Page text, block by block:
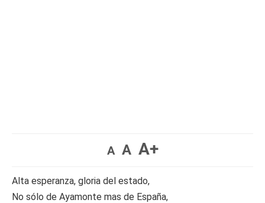
A A A+
Alta esperanza, gloria del estado,
No sólo de Ayamonte mas de España,